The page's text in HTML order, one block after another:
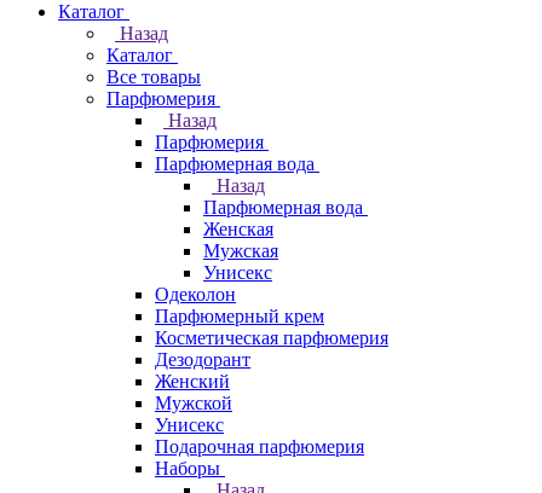
Каталог
Назад
Каталог
Все товары
Парфюмерия
Назад
Парфюмерия
Парфюмерная вода
Назад
Парфюмерная вода
Женская
Мужская
Унисекс
Одеколон
Парфюмерный крем
Косметическая парфюмерия
Дезодорант
Женский
Мужской
Унисекс
Подарочная парфюмерия
Наборы